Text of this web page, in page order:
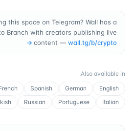
this space on Telegram? Wall has a
Branch with creators publishing live
content — wall.tg/b/crypto
→
Also available in
:
English
German
Spanish
Italian
Portuguese
Russian